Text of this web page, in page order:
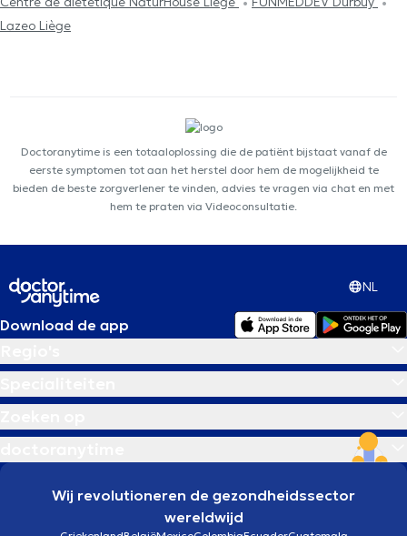
Lazeo Liège
Doctoranytime is een totaaloplossing die de patiënt bijstaat vanaf de
eerste symptomen tot aan het herstel door hem de mogelijkheid te
bieden de beste zorgverlener te vinden, advies te vragen via chat en met
hem te praten via Videoconsultatie.
NL
Download de app
Wij revolutioneren de gezondheidssector
wereldwijd